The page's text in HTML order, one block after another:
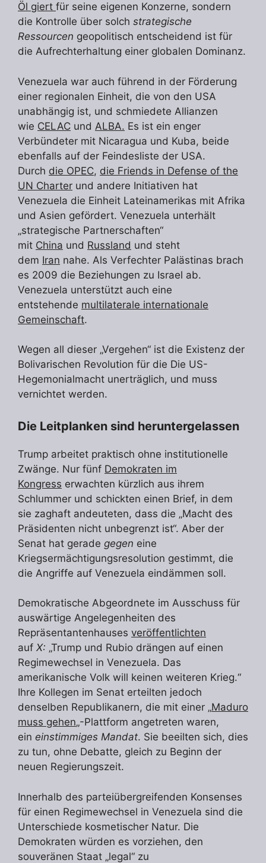
Öl giert für seine eigenen Konzerne, sondern
die Kontrolle über solch strategische
Ressourcen geopolitisch entscheidend ist für
die Aufrechterhaltung einer globalen Dominanz.
Venezuela war auch führend in der Förderung
einer regionalen Einheit, die von den USA
unabhängig ist, und schmiedete Allianzen
wie CELAC und ALBA. Es ist ein enger
Verbündeter mit Nicaragua und Kuba, beide
ebenfalls auf der Feindesliste der USA.
Durch die OPEC, die Friends in Defense of the
UN Charter und andere Initiativen hat
Venezuela die Einheit Lateinamerikas mit Afrika
und Asien gefördert. Venezuela unterhält
„strategische Partnerschaften“
mit China und Russland und steht
dem Iran nahe. Als Verfechter Palästinas brach
es 2009 die Beziehungen zu Israel ab.
Venezuela unterstützt auch eine
entstehende multilaterale internationale
Gemeinschaft.
Wegen all dieser „Vergehen“ ist die Existenz der
Bolivarischen Revolution für die Die US-
Hegemonialmacht unerträglich, und muss
vernichtet werden.
Die Leitplanken sind heruntergelassen
Trump arbeitet praktisch ohne institutionelle
Zwänge. Nur fünf Demokraten im
Kongress erwachten kürzlich aus ihrem
Schlummer und schickten einen Brief, in dem
sie zaghaft andeuteten, dass die „Macht des
Präsidenten nicht unbegrenzt ist“. Aber der
Senat hat gerade gegen eine
Kriegsermächtigungsresolution gestimmt, die
die Angriffe auf Venezuela eindämmen soll.
Demokratische Abgeordnete im Ausschuss für
auswärtige Angelegenheiten des
Repräsentantenhauses veröffentlichten
auf X: „Trump und Rubio drängen auf einen
Regimewechsel in Venezuela. Das
amerikanische Volk will keinen weiteren Krieg.“
Ihre Kollegen im Senat erteilten jedoch
denselben Republikanern, die mit einer „Maduro
muss gehen„-Plattform angetreten waren,
ein einstimmiges Mandat. Sie beeilten sich, dies
zu tun, ohne Debatte, gleich zu Beginn der
neuen Regierungszeit.
Innerhalb des parteiübergreifenden Konsenses
für einen Regimewechsel in Venezuela sind die
Unterschiede kosmetischer Natur. Die
Demokraten würden es vorziehen, den
souveränen Staat „legal“ zu